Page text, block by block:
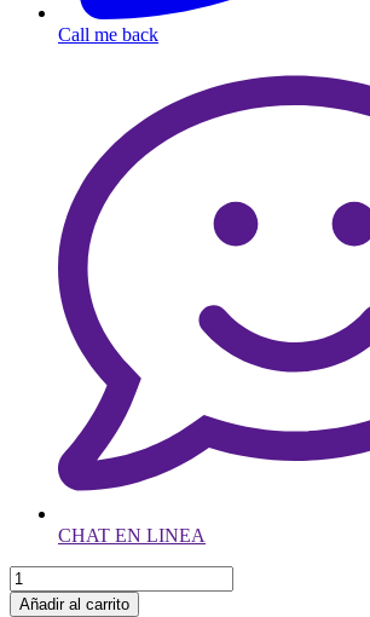
Call me back
CHAT EN LINEA
Añadir al carrito